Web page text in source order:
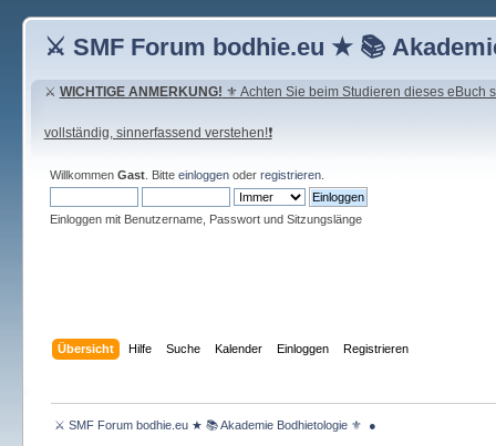
⚔ SMF Forum bodhie.eu ★ 📚
⚔ WICHTIGE ANMERKUNG! ⚜ Achten Sie beim Studieren dieses eBuch
vollständig, sinnerfassend verstehen!❗
Willkommen Gast. Bitte einloggenoder registrieren.
Einloggen mit Benutzername, Passwort und Sitzungslänge
Übersicht Hilfe Suche Kalender Einloggen Registrieren
⚔ SMF Forum bodhie.eu ★ 📚 Akademie Bodhietologie ⚜  ●